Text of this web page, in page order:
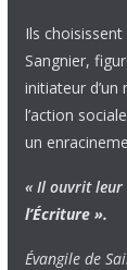
Ils
Sangnier,
initiateur
l’action
un
« Il ouvrit
l’Écriture ».
Évangile de